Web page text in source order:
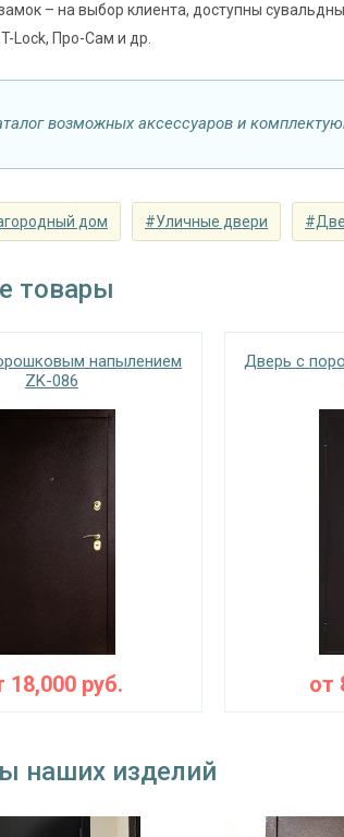
открывания
наружное / внутреннее,
– на выбор клиента, доступны
Lock, Про-Сам и др.
возможных аксессуаров и
дом #Уличные двери
товары
напылением
ZK-086
18,000руб.
Дверь с
от
наших изделий